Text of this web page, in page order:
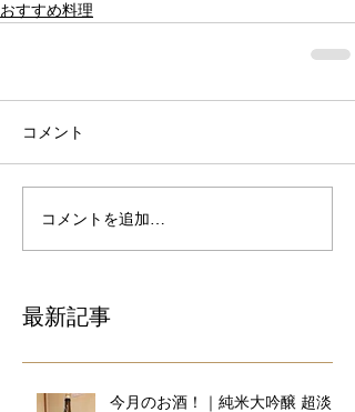
おすすめ料理
コメント
コメントを追加…
最新記事
今月のお酒！｜純米大吟醸 超淡